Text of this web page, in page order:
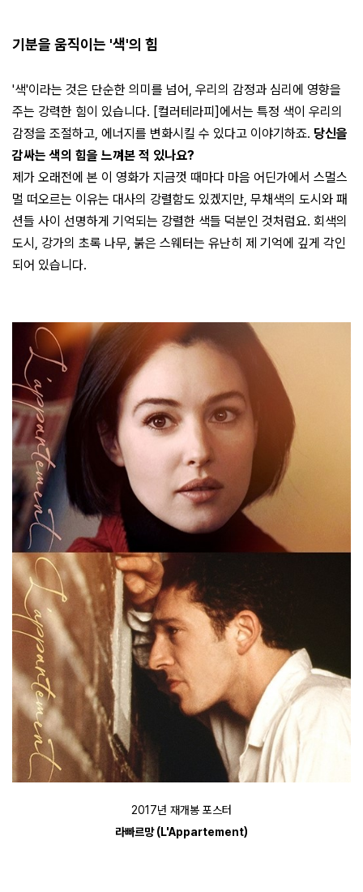
기분을 움직이는 '색'의 힘
'색'이라는 것은 단순한 의미를 넘어, 우리의 감정과 심리에 영향을
주는 강력한 힘이 있습니다. [컬러테라피]에서는 특정 색이 우리의
감정을 조절하고, 에너지를 변화시킬 수 있다고 이야기하죠. 당신을
감싸는 색의 힘을 느껴본 적 있나요?
제가 오래전에 본 이 영화가 지금껏 때마다 마음 어딘가에서 스멀스
멀 떠오르는 이유는 대사의 강렬함도 있겠지만, 무채색의 도시와 패
션들 사이 선명하게 기억되는 강렬한 색들 덕분인 것처럼요. 회색의
도시, 강가의 초록 나무, 붉은 스웨터는 유난히 제 기억에 깊게 각인
되어 있습니다.
2017년 재개봉 포스터
라빠르망 (L'Appartement)